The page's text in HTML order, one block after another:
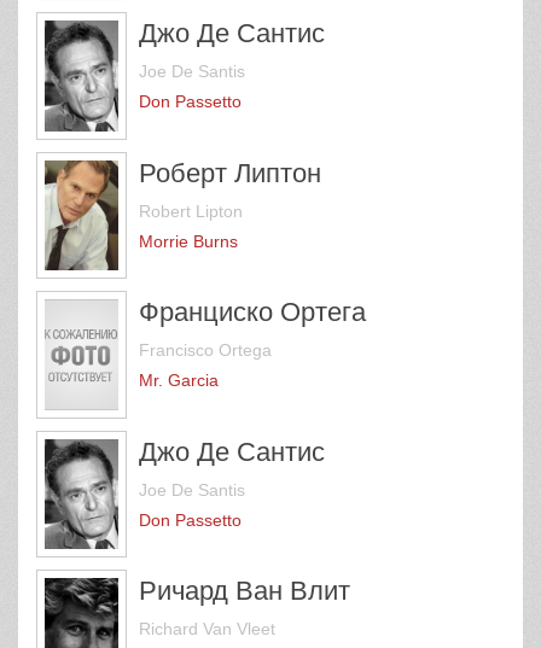
Джо Де Сантис
Joe De Santis
Don Passetto
Роберт Липтон
Robert Lipton
Morrie Burns
Франциско Ортега
Francisco Ortega
Mr. Garcia
Джо Де Сантис
Joe De Santis
Don Passetto
Ричард Ван Влит
Richard Van Vleet